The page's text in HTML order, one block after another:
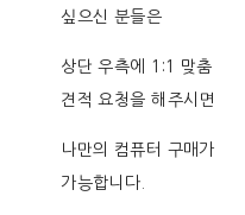
싶으신 분들은
상단 우측에 1:1 맞춤
견적 요청을 해주시면
나만의 컴퓨터 구매가
가능합니다.